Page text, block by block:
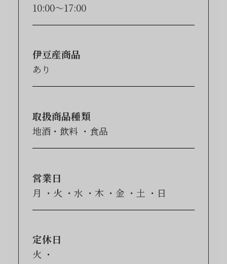
10:00〜17:00
伊豆産商品
あり
取扱商品種類
地酒・飲料 食品
営業日
月 火 水 木 金 土 日
定休日
火